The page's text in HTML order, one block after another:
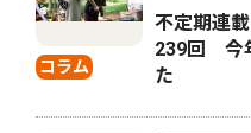
コラム
不定期連
239回 今
た